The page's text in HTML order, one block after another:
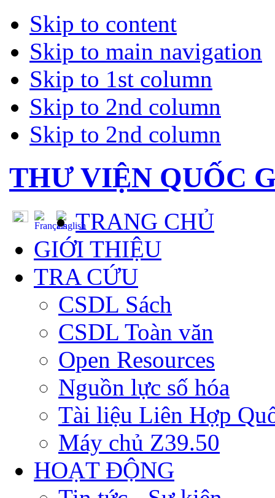
Skip to content
Skip to main navigation
Skip to 1st column
Skip to 2nd column
Skip to 2nd column
THƯ VIỆN QUỐC
TRANG CHỦ
GIỚI THIỆU
TRA CỨU
CSDL Sách
CSDL Toàn văn
Open Resources
Nguồn lực số hóa
Tài liệu Liên Hợp
Máy chủ Z39.50
HOẠT ĐỘNG